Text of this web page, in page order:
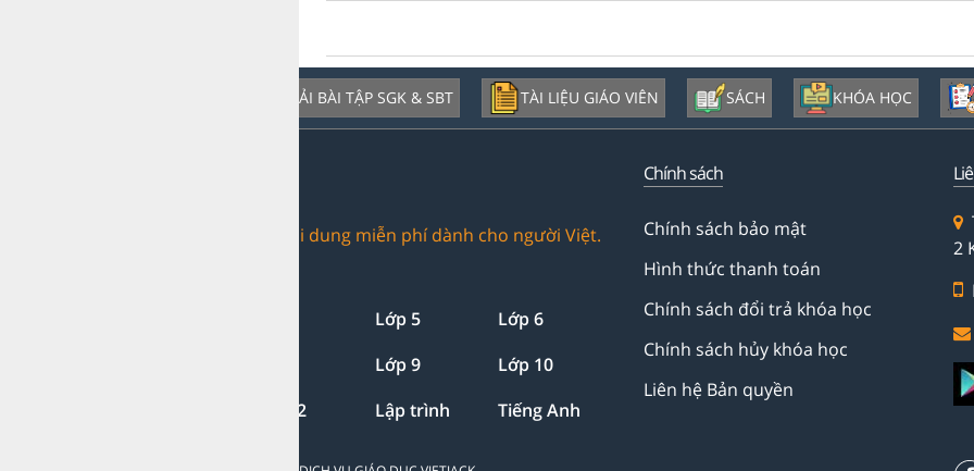
GIẢI BÀI TẬP SGK & SBT TÀI LIỆU GIÁO VIÊN SÁCH KHÓA HỌC
Trang web chia sẻ nội dung miễn phí dành cho người Việt.
Lớp 5
Lớp 6
Lớp 9
Lớp 10
Lớp 12 Lập trình Tiếng Anh
Chính sách
Chính sách bảo mật
Hình thức thanh toán
Chính sách đổi trả khóa học
Chính sách hủy khóa học
Liên hệ Bản quyền
2